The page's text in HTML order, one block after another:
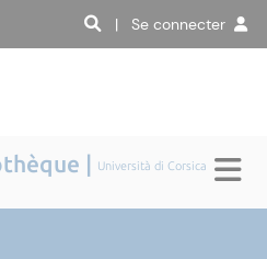
| Se connecter
| Università di Corsica